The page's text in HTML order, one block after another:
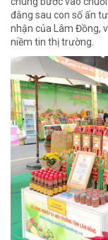
đằng sau con số ấn
nhận của Lâm Đồng,
niềm tin thị trường.